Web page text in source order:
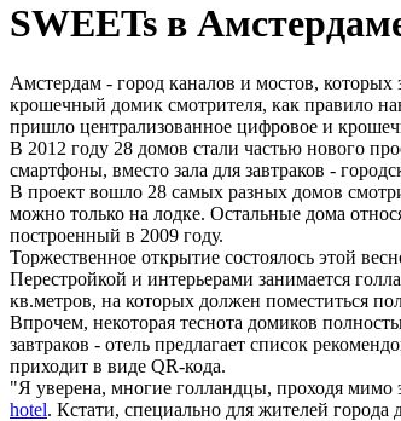
SWEETs в
Амстердам - город каналов и мостов, которых
крошечный домик смотрителя, как правило
пришло централизованное цифровое и
В 2012 году 28 домов стали частью нового
смартфоны, вместо зала для завтраков -
В проект вошло 28 самых разных домов
можно только на лодке. Остальные дома
построенный в 2009 году.
Торжественное открытие состоялось этой
Перестройкой и интерьерами занимается
кв.метров, на которых должен поместиться
Впрочем, некоторая теснота домиков
завтраков - отель предлагает список
приходит в виде QR-кода.
"Я уверена, многие голландцы, проходя мимо
hotel. Кстати, специально для жителей